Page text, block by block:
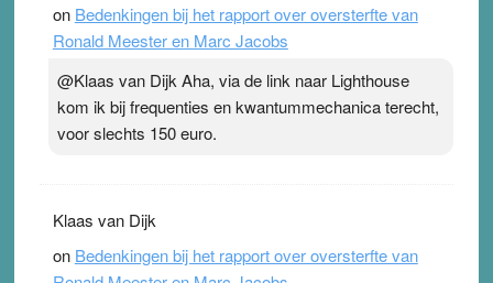
on Bedenkingen bij het rapport over oversterfte van
Ronald Meester en Marc Jacobs
@Klaas van Dijk Aha, via de link naar Lighthouse
kom ik bij frequenties en kwantummechanica terecht,
voor slechts 150 euro.
Klaas van Dijk
on Bedenkingen bij het rapport over oversterfte van